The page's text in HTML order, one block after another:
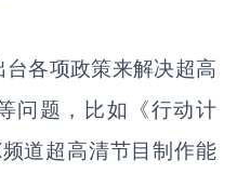
各项政策来解决超高
问题，比如《行动计
道超高清节目制作能